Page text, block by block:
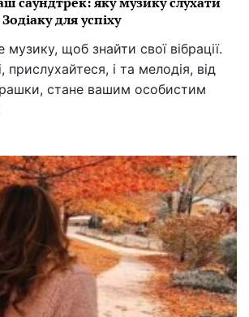
для успіху
щоб знайти свої вібрації.
і та мелодія, від
стане вашим особистим